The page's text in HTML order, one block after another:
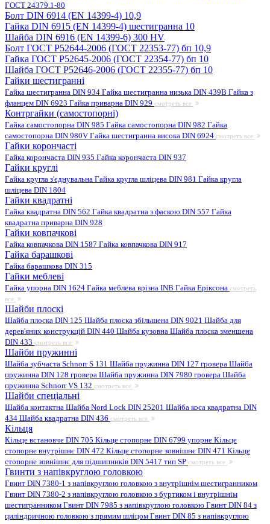
ГОСТ 24379.1-80
Болт DIN 6914 (EN 14399-4) 10,9
Гайка DIN 6915 (EN 14399-4) шестигранна 10
Шайба DIN 6916 (EN 14399-6) 300 HV
Болт ГОСТ Р52644-2006 (ГОСТ 22353-77) бп 10,9
Гайка ГОСТ Р52645-2006 (ГОСТ 22354-77) бп 10
Шайба ГОСТ Р52646-2006 (ГОСТ 22355-77) бп 10
Гайки шестигранні
Гайка шестигранна DIN 934 Гайка шестигранна низька DIN 439B Гайка з
фланцем DIN 6923 Гайка приварна DIN 929 смотреть все
Контргайки (самостопорні)
Гайка самостопорна DIN 985 Гайка самостопорна DIN 982 Гайка
самостопорна DIN 980V Гайка шестигранна висока DIN 6924 смотреть все
Гайки корончасті
Гайка корончаста DIN 935 Гайка корончаста DIN 937
Гайки круглі
Гайка кругла з'єднувальна Гайка кругла шліцева DIN 981 Гайка кругла
шліцева DIN 1804
Гайки квадратні
Гайка квадратна DIN 562 Гайка квадратна з фаскою DIN 557 Гайка
квадратна приварна DIN 928
Гайки ковпачкові
Гайка ковпачкова DIN 1587 Гайка ковпачкова DIN 917
Гайка барашкові
Гайка барашкова DIN 315
Гайки меблеві
Гайка упорна DIN 1624 Гайка меблева врізна INB Гайка Еріксона смотреть
все
Шайби плоскі
Шайба плоска DIN 125 Шайба плоска збільшена DIN 9021 Шайба для
дерев'яних конструкцій DIN 440 Шайба кузовна Шайба плоска зменшена
DIN 433 смотреть все
Шайби пружинні
Шайба зубчаста Schnorr S 131 Шайба пружинна DIN 127 гровера Шайба
пружинна DIN 128 гровера Шайба пружинна DIN 7980 гровера Шайба
пружинна Schnorr VS 132 смотреть все
Шайби спеціальні
Шайба контактна Шайба Nord Lock DIN 25201 Шайба коса квадратна DIN
434 Шайба квадратна DIN 436 смотреть все
Кільця
Кільце встановче DIN 705 Кільце стопорне DIN 6799 упорне Кільце
стопорне внутрішнє DIN 472 Кільце стопорне зовнішнє DIN 471 Кільце
стопорне зовнішнє для підшипників DIN 5417 тип SP смотреть все
Гвинти з напівкруглою головкою
Гвинт DIN 7380-1 з напівкруглою головкою з внутрішнім шестигранником
Гвинт DIN 7380-2 з напівкруглою головкою з буртиком і внутрішнім
шестигранником Гвинт DIN 7985 з напівкруглою головкою Гвинт DIN 84 з
циліндричною головкою з прямим шліцом Гвинт DIN 85 з напівкруглою